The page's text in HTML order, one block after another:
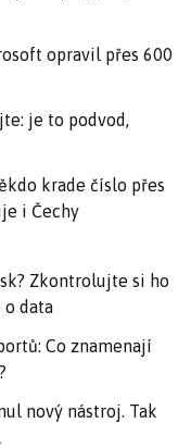
opravil přes 600
je to podvod,
krade číslo přes
i Čechy
Zkontrolujte si ho
o data
Co znamenají
nový nástroj. Tak